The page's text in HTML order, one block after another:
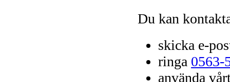
Du kan
skicka e-
ringa 0563-
använda